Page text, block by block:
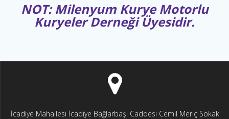
NOT: Milenyum Kurye Motorlu
Kuryeler Derneği Üyesidir.
İcadiye Mahallesi İcadiye Bağlarbaşı Caddesi Cemil Meriç Sokak